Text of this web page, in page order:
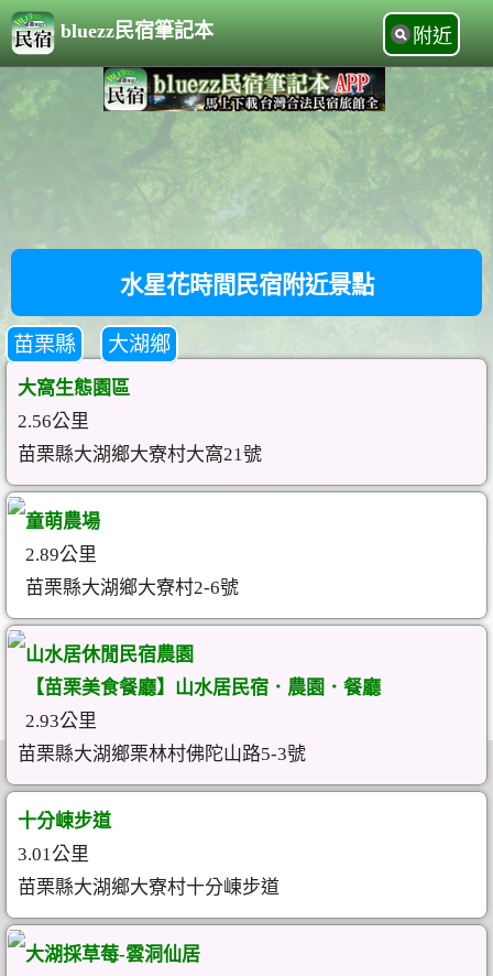
bluezz民宿筆記本 附近
水星花時間民宿附近景點
苗栗縣 大湖鄉
大窩生態園區
2.56公里
苗栗縣大湖鄉大寮村大窩21號
童萌農場
2.89公里
苗栗縣大湖鄉大寮村2-6號
山水居休閒民宿農園
【苗栗美食餐廳】山水居民宿．農園．餐廳
2.93公里
苗栗縣大湖鄉栗林村佛陀山路5-3號
十分崠步道
3.01公里
苗栗縣大湖鄉大寮村十分崠步道
大湖採草莓-雲洞仙居